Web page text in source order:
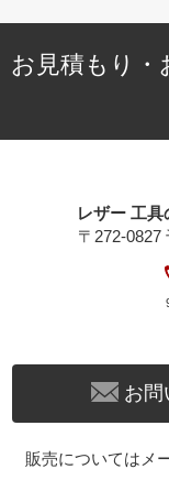
お見積もり・
レザー 工
〒272-0827
お問
販売についてはメ